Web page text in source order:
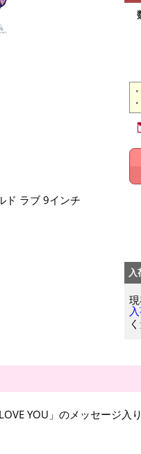
ド ラブ 9インチ
入
YOU」のメッセージ入